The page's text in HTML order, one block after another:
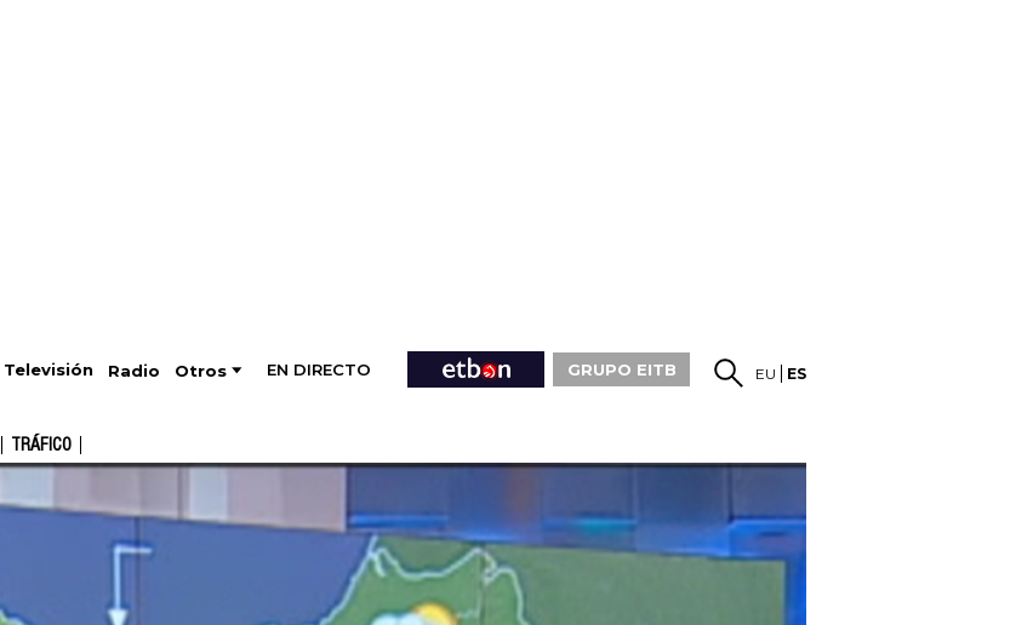
Televisión Radio Otros EN DIRECTO GRUPO EITB EU ES
TRÁFICO